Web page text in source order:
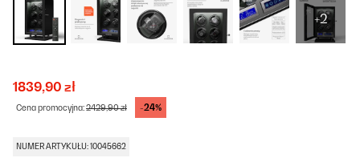
+2
1839,90 zł
Cena promocyjna:2429,90 zł -24%
NUMER ARTYKUŁU: 10045662